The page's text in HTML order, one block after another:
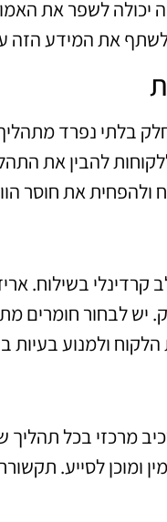
יכולה לשפר את
את המידע הזה
בלתי נפרד
להבין את
ולהפחית את חוסר
קרדינלי בשילוח.
יש לבחור חומרים
הלקוח ולמנוע בעיות
מרכזי בכל תהליך
ומוכן לסייע.